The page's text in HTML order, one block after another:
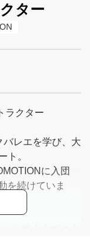
ター
ラクター
レエを学び、大
ト。
に入団
を続けていま